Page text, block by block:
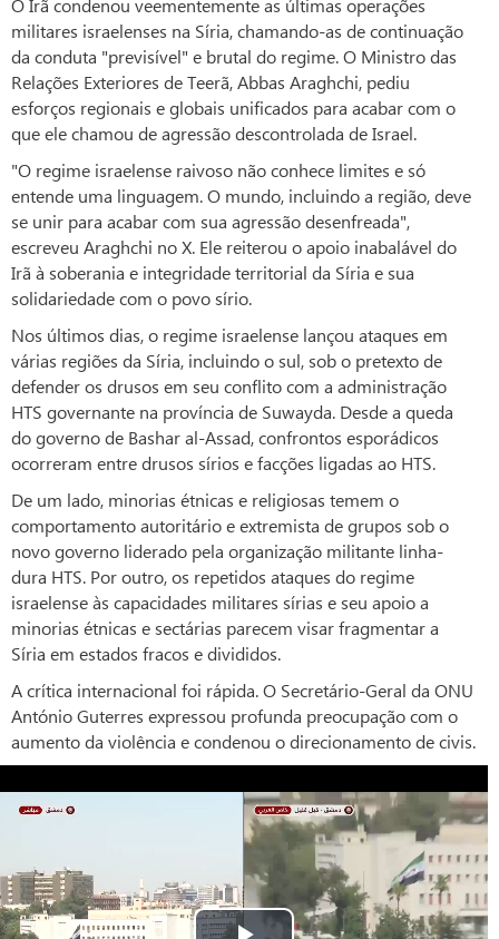
O Irã condenou veementemente as últimas operações
militares israelenses na Síria, chamando-as de continuação
da conduta "previsível" e brutal do regime. O Ministro das
Relações Exteriores de Teerã, Abbas Araghchi, pediu
esforços regionais e globais unificados para acabar com o
que ele chamou de agressão descontrolada de Israel.
"O regime israelense raivoso não conhece limites e só
entende uma linguagem. O mundo, incluindo a região, deve
se unir para acabar com sua agressão desenfreada",
escreveu Araghchi no X. Ele reiterou o apoio inabalável do
Irã à soberania e integridade territorial da Síria e sua
solidariedade com o povo sírio.
Nos últimos dias, o regime israelense lançou ataques em
várias regiões da Síria, incluindo o sul, sob o pretexto de
defender os drusos em seu conflito com a administração
HTS governante na província de Suwayda. Desde a queda
do governo de Bashar al-Assad, confrontos esporádicos
ocorreram entre drusos sírios e facções ligadas ao HTS.
De um lado, minorias étnicas e religiosas temem o
comportamento autoritário e extremista de grupos sob o
novo governo liderado pela organização militante linha-
dura HTS. Por outro, os repetidos ataques do regime
israelense às capacidades militares sírias e seu apoio a
minorias étnicas e sectárias parecem visar fragmentar a
Síria em estados fracos e divididos.
A crítica internacional foi rápida. O Secretário-Geral da ONU
António Guterres expressou profunda preocupação com o
aumento da violência e condenou o direcionamento de civis.